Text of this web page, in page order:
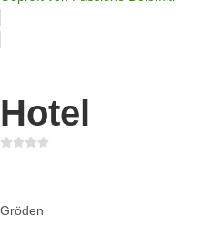
Hotel
Gröden